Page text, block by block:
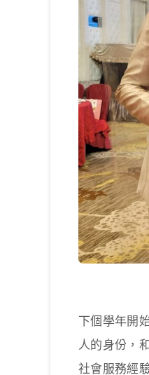
下個學年開
人的身份，
社會服務經